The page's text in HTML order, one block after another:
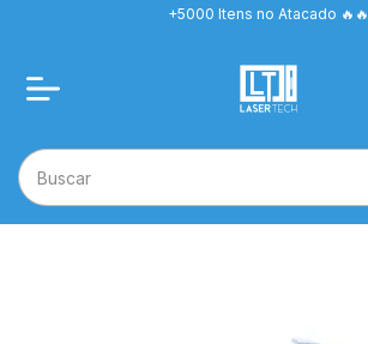
+5000 Itens no Atacado 🔥🔥